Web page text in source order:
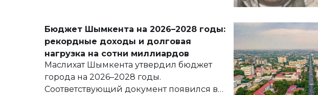
Бюджет Шымкента на 2026–2028 годы:
рекордные доходы и долговая
нагрузка на сотни миллиардов
Маслихат Шымкента утвердил бюджет
города на 2026–2028 годы.
Соответствующий документ появился в